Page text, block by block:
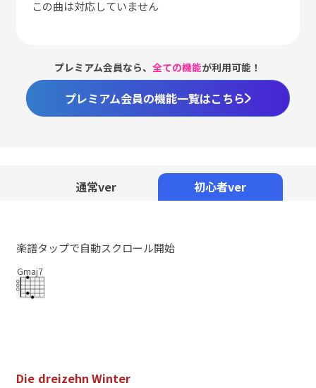
この曲は対応していません
プレミアム会員なら、全ての機能が利用可能！
プレミアム会員の機能一覧はこちら
通常ver 初心者ver
楽譜タップで自動スクロール開始
Gmaj7
Die dreizehn Winter